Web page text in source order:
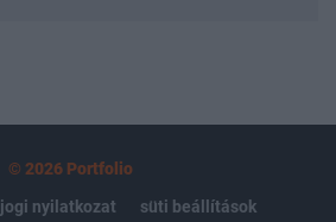
© 2026 Portfolio
jogi nyilatkozat
süti beállítások